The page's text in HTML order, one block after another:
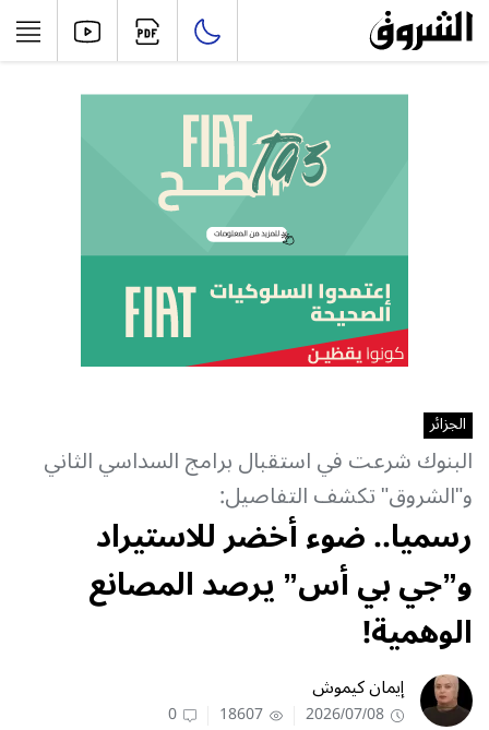
الجزائر
البنوك شرعت في استقبال برامج السداسي الثاني
و"الشروق" تكشف التفاصيل:
رسميا.. ضوء أخضر للاستيراد
و”جي بي أس” يرصد المصانع
الوهمية!
إيمان كيموش
2026/07/08
18607
0